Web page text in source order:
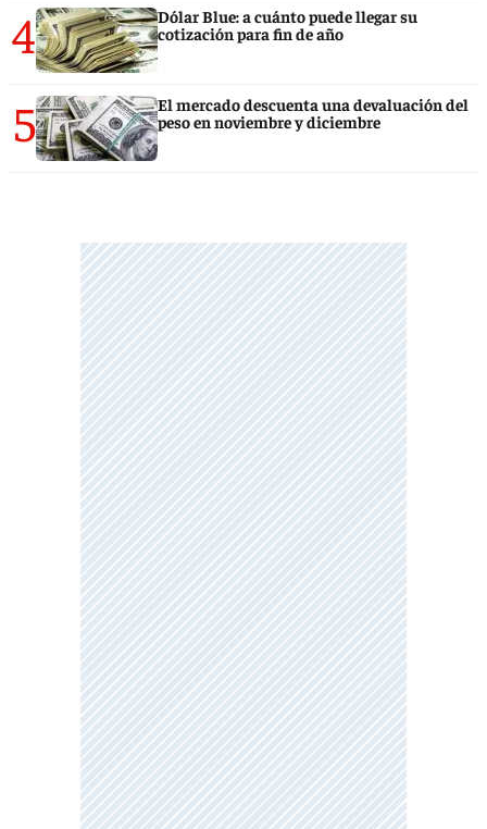
4
Dólar Blue: a cuánto puede llegar su
cotización para fin de año
5
El mercado descuenta una devaluación del
peso en noviembre y diciembre